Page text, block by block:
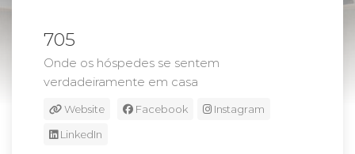
705
Onde os hóspedes se sentem
verdadeiramente em casa
Website Facebook
Instagram
LinkedIn